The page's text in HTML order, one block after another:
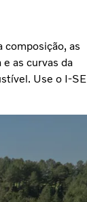
composição, as
as curvas da
Use o I-